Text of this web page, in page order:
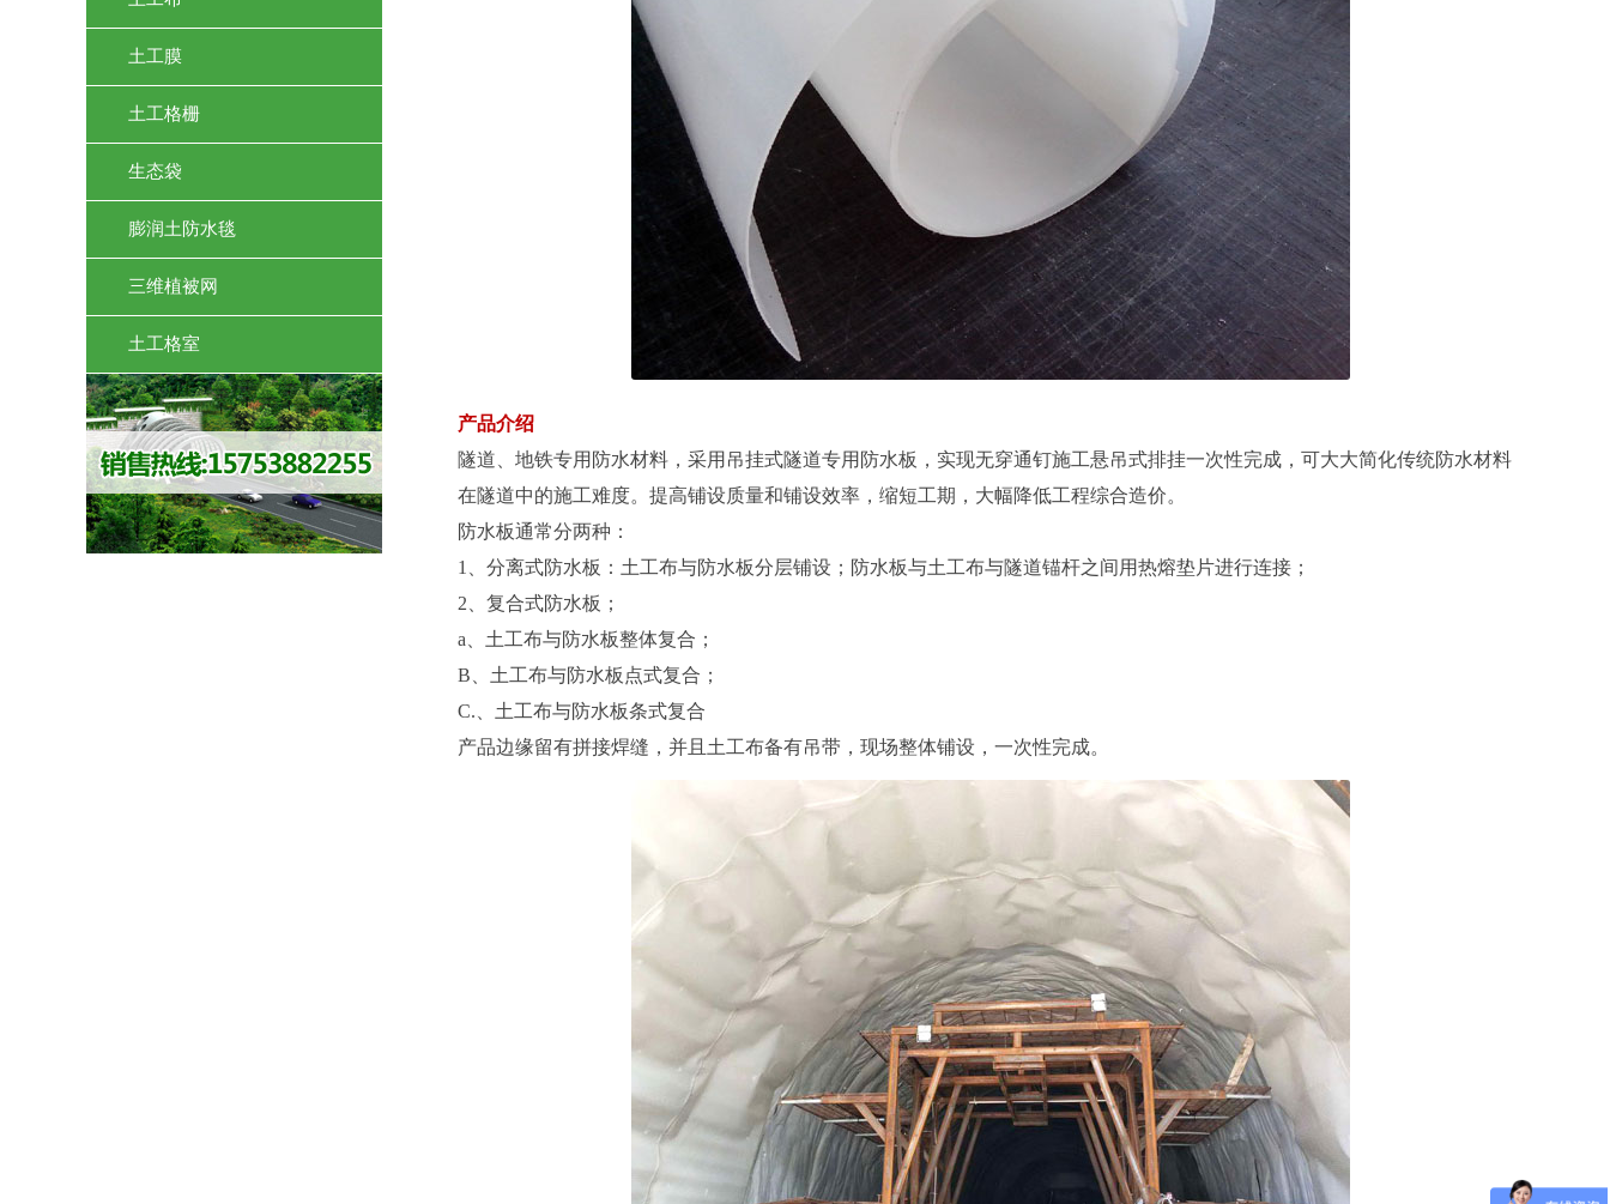
土工膜
土工格栅
生态袋
膨润土防水毯
三维植被网
土工格室
产品介绍
隧道、地铁专用防水材料，采用吊挂式隧道专用防水板，实现无穿通钉施工悬吊式排挂一次性完成，可大大简化传统防水材料
在隧道中的施工难度。提高铺设质量和铺设效率，缩短工期，大幅降低工程综合造价。
防水板通常分两种：
1、分离式防水板：土工布与防水板分层铺设；防水板与土工布与隧道锚杆之间用热熔垫片进行连接；
2、复合式防水板；
a、土工布与防水板整体复合；
B、土工布与防水板点式复合；
C.、土工布与防水板条式复合
产品边缘留有拼接焊缝，并且土工布备有吊带，现场整体铺设，一次性完成。